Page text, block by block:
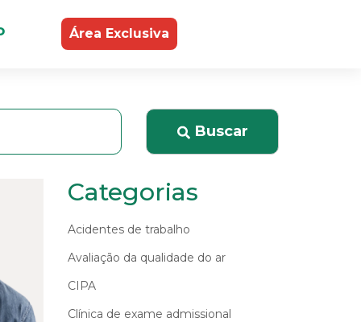
Área Exclusiva
Buscar
Categorias
Acidentes de trabalho
Avaliação da qualidade do ar
CIPA
Clínica de exame admissional